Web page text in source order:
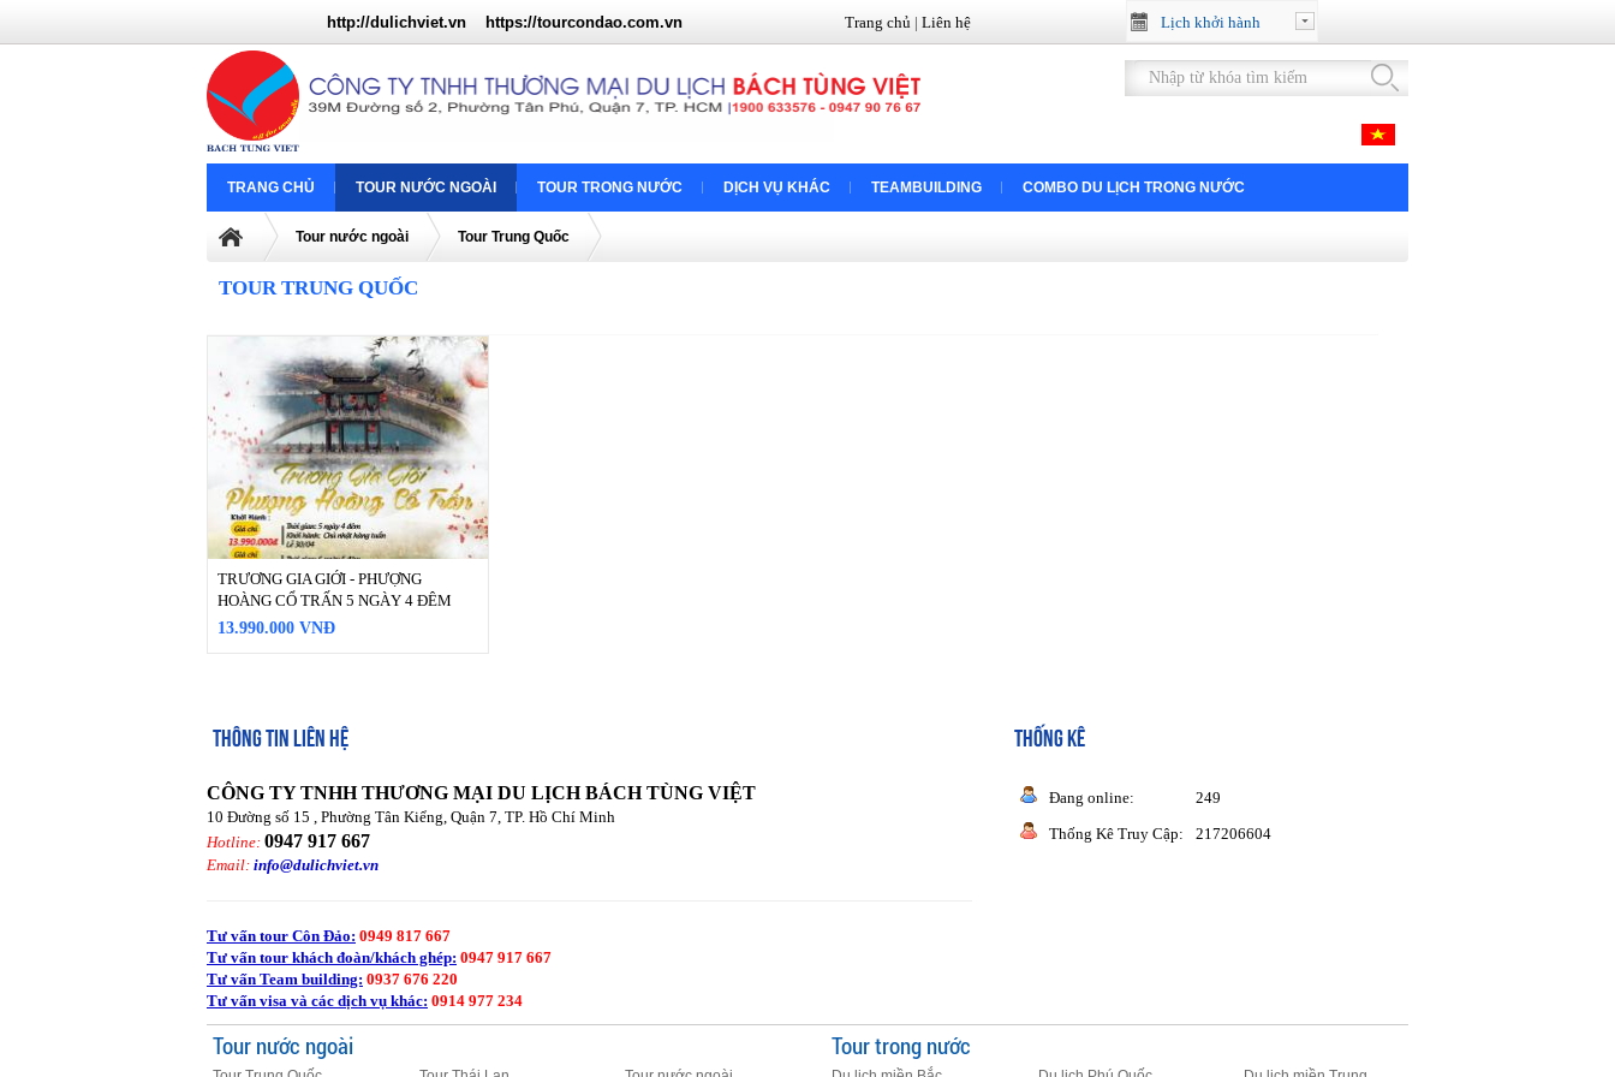
http://dulichviet.vn https://tourcondao.com.vn Trang chủ| Liên hệ Lịch khởi hành
TRANG CHỦ TOUR NƯỚC NGOÀI TOUR TRONG NƯỚC DỊCH VỤ KHÁC TEAMBUILDING COMBO DU LỊCH TRONG NƯỚC
Tour nước ngoài Tour Trung Quốc
TOUR TRUNG QUỐC
TRƯƠNG GIA GIỚI - PHƯỢNG
HOÀNG CỔ TRẤN 5 NGÀY 4 ĐÊM
13.990.000 VNĐ
THÔNG TIN LIÊN HỆ
CÔNG TY TNHH THƯƠNG MẠI DU LỊCH BÁCH TÙNG VIỆT
10 Đường số 15 , Phường Tân Kiểng, Quận 7, TP. Hồ Chí Minh
Hotline: 0947 917 667
Email: info@dulichviet.vn
Tư vấn tour Côn Đảo: 0949 817 667
Tư vấn tour khách đoàn/khách ghép: 0947 917 667
Tư vấn Team building: 0937 676 220
Tư vấn visa và các dịch vụ khác: 0914 977 234
THỐNG KÊ
Đang online:
249
Thống Kê Truy Cập:
217206604
Tour nước ngoài Tour trong nước